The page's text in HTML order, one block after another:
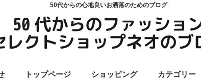
50代からの心地良いお洒落のためのブログ
トップページ ショッピング カテゴリー